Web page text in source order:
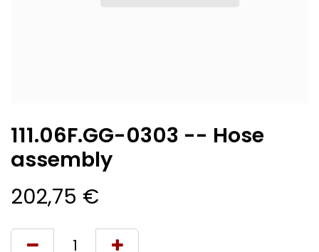
111.06F.GG-0303 -- Hose
assembly
202,75 €